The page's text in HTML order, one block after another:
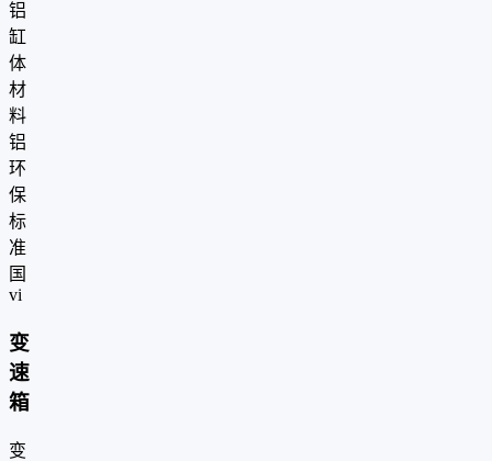
铝
缸
体
材
料
铝
环
保
标
准
国
vi
变
速
箱
变